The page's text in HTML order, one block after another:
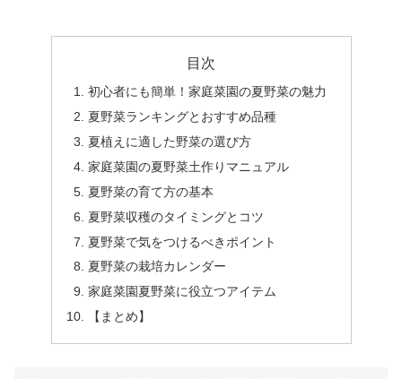
目次
初心者にも簡単！家庭菜園の夏野菜の魅力
夏野菜ランキングとおすすめ品種
夏植えに適した野菜の選び方
家庭菜園の夏野菜土作りマニュアル
夏野菜の育て方の基本
夏野菜収穫のタイミングとコツ
夏野菜で気をつけるべきポイント
夏野菜の栽培カレンダー
家庭菜園夏野菜に役立つアイテム
【まとめ】